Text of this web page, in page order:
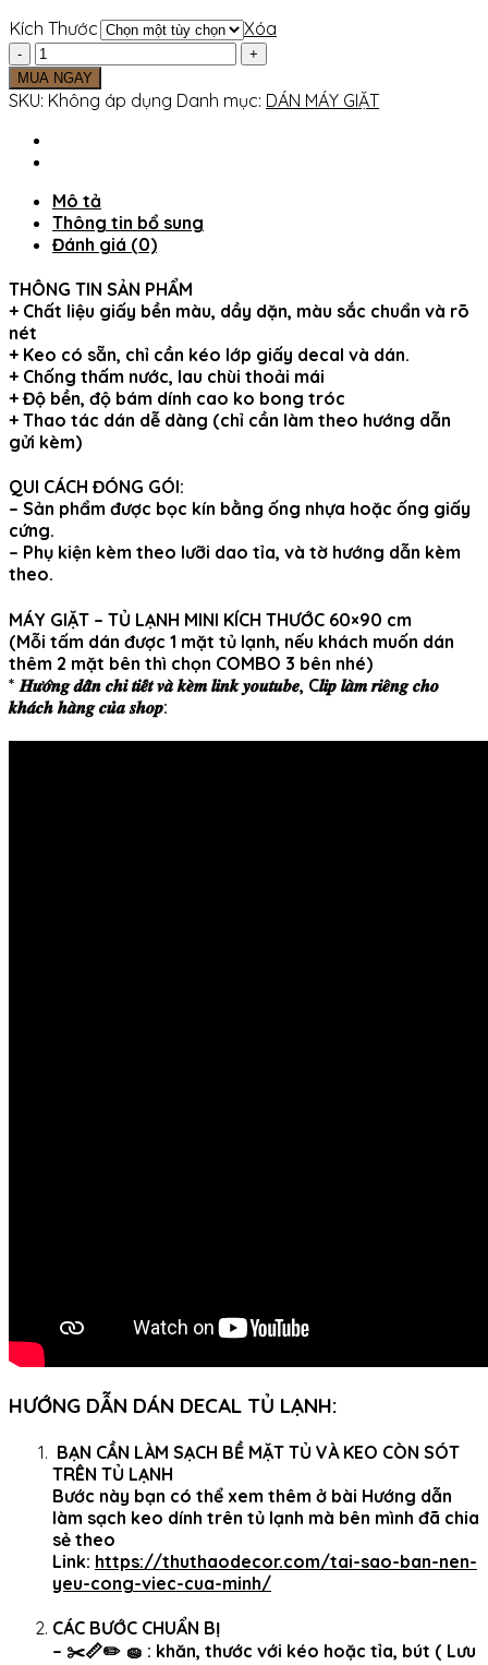
Kích Thước
Xóa
Decal
dán
máy
HOA
DẠI
-
THUTHAODECOR
số
MUA NGAY
SKU: Không áp dụng Danh mục: DÁN MÁY GIẶT
Mô tả
Thông tin bổ sung
Đánh giá (0)
THÔNG TIN SẢN PHẨM
+ Chất liệu giấy bền màu, dầy dặn, màu sắc chuẩn và rõ
nét
+ Keo có sẵn, chỉ cần kéo lớp giấy decal và dán.
+ Chống thấm nước, lau chùi thoải mái
+ Độ bền, độ bám dính cao ko bong tróc
+ Thao tác dán dễ dàng (chỉ cần làm theo hướng dẫn
gửi kèm)
QUI CÁCH ĐÓNG GÓI:
– Sản phẩm được bọc kín bằng ống nhựa hoặc ống giấy
cứng.
– Phụ kiện kèm theo lưỡi dao tỉa, và tờ hướng dẫn kèm
theo.
MÁY GIẶT – TỦ LẠNH MINI KÍCH THƯỚC 60×90 cm
(Mỗi tấm dán được 1 mặt tủ lạnh, nếu khách muốn dán
thêm 2 mặt bên thì chọn COMBO 3 bên nhé)
* 𝑯𝒖̛𝒐̛́𝒏𝒈 𝒅𝒂̂̃𝒏 𝒄𝒉𝒊 𝒕𝒊𝒆̂́𝒕 𝒗𝒂̀ 𝒌𝒆̀𝒎 𝒍𝒊𝒏𝒌 𝒚𝒐𝒖𝒕𝒖𝒃𝒆, C𝒍𝒊𝒑 𝒍𝒂̀𝒎 𝒓𝒊𝒆̂𝒏𝒈 𝒄𝒉𝒐
𝒌𝒉𝒂́𝒄𝒉 𝒉𝒂̀𝒏𝒈 𝒄𝒖̉𝒂 𝒔𝒉𝒐𝒑:
HƯỚNG DẪN DÁN DECAL TỦ LẠNH:
BẠN CẦN LÀM SẠCH BỀ MẶT TỦ VÀ KEO CÒN SÓT
TRÊN TỦ LẠNH
Bước này bạn có thể xem thêm ở bài Hướng dẫn
làm sạch keo dính trên tủ lạnh mà bên mình đã chia
sẻ theo
Link: https://thuthaodecor.com/tai-sao-ban-nen-
yeu-cong-viec-cua-minh/
CÁC BƯỚC CHUẨN BỊ
– ✂️📏✏️ 🧽 : khăn, thước với kéo hoặc tỉa, bút ( Lưu